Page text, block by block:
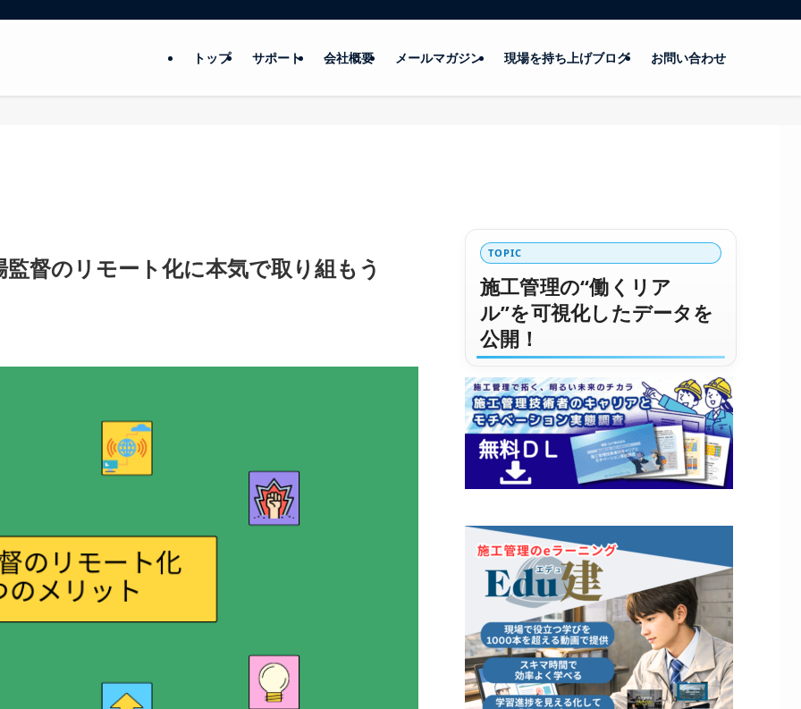
トップ サポート 会社概要 メールマガジン 現場を持ち上げブログ お問い合わせ
監督のリモート化に本気で取り組もう
TOPIC
施工管理の“働くリア
ル”を可視化したデータを
公開！